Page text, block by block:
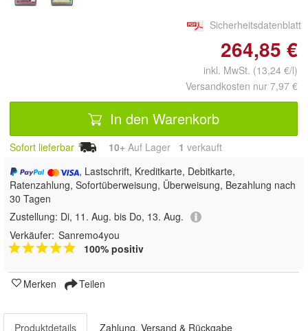
Sicherheitsdatenblatt
264,85 €
inkl. MwSt. (13,24 €/l)
Versandkosten nur 7,97 €
In den Warenkorb
Sofort lieferbar 10+ Auf Lager 1 verkauft
, Lastschrift, Kreditkarte, Debitkarte,
Ratenzahlung, Sofortüberweisung, Überweisung, Bezahlung nach
30 Tagen
Zustellung: Di, 11. Aug. bis Do, 13. Aug.
Verkäufer: Sanremo4you
100% positiv
Merken Teilen
Produktdetails Zahlung, Versand & Rückgabe